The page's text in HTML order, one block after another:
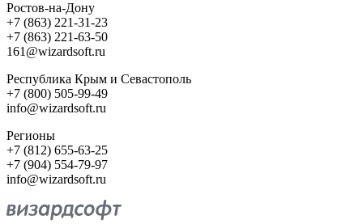
Ростов-на-Дону
+7 (863) 221-31-23
+7 (863) 221-63-50
161@wizardsoft.ru
Республика Крым и Севастополь
+7 (800) 505-99-49
info@wizardsoft.ru
Регионы
+7 (812) 655-63-25
+7 (904) 554-79-97
info@wizardsoft.ru